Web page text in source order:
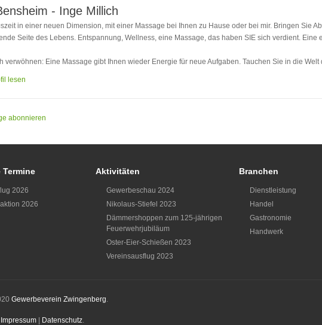
- Inge Millich
in einer neuen Dimension, mit einer Massage bei Ihnen zu Hause oder bei mir. Bringen Sie
Seite des Lebens. Entspannung, Wellness, eine Massage, das haben SIE sich verdient. Eine
verwöhnen: Eine Massage gibt Ihnen wieder Energie für neue Aufgaben. Tauchen Sie in die
lesen
2026
2026
Aktivitäten
Gewerbeschau 2024
Nikolaus-Stiefel 2023
Dämmershoppen zum 125-jährigen
Feuerwehrjubiläum
Oster-Eier-Schießen 2023
Vereinsausflug 2023
Branchen
Dienstleistung
Handel
Gastronomie
Handwerk
Gewerbeverein Zwingenberg.
Impressum Datenschutz.